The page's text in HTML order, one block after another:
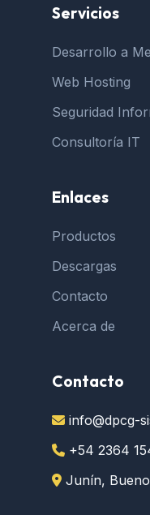
Servicios
Desarrollo a
Web Hosting
Seguridad
Consultoría IT
Enlaces
Productos
Descargas
Contacto
Acerca de
Contacto
info@dpcg-
+54 2364
Junín,